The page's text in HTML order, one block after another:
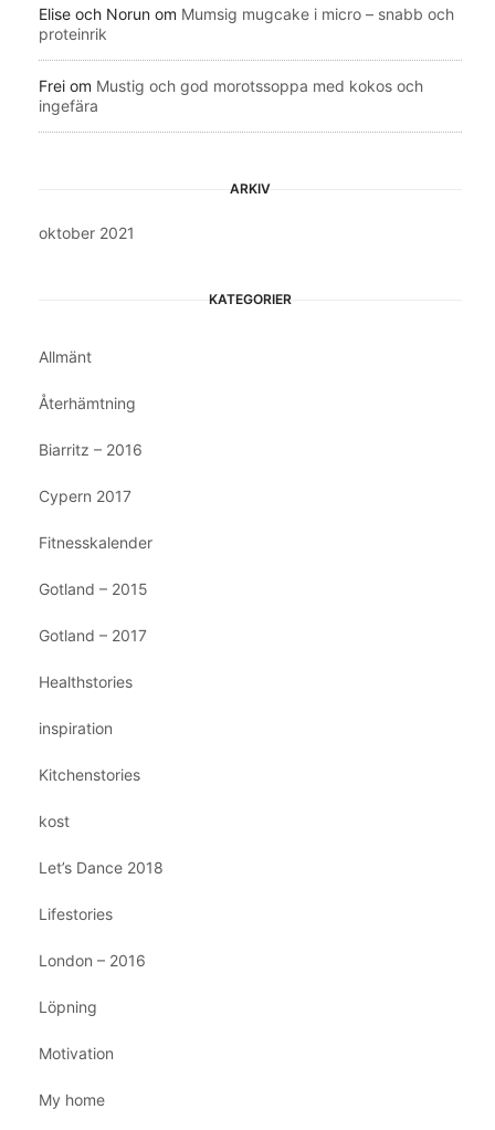
Elise och Norun om Mumsig mugcake i micro – snabb och
proteinrik
Frei om Mustig och god morotssoppa med kokos och
ingefära
ARKIV
oktober 2021
KATEGORIER
Allmänt
Återhämtning
Biarritz – 2016
Cypern 2017
Fitnesskalender
Gotland – 2015
Gotland – 2017
Healthstories
inspiration
Kitchenstories
kost
Let’s Dance 2018
Lifestories
London – 2016
Löpning
Motivation
My home